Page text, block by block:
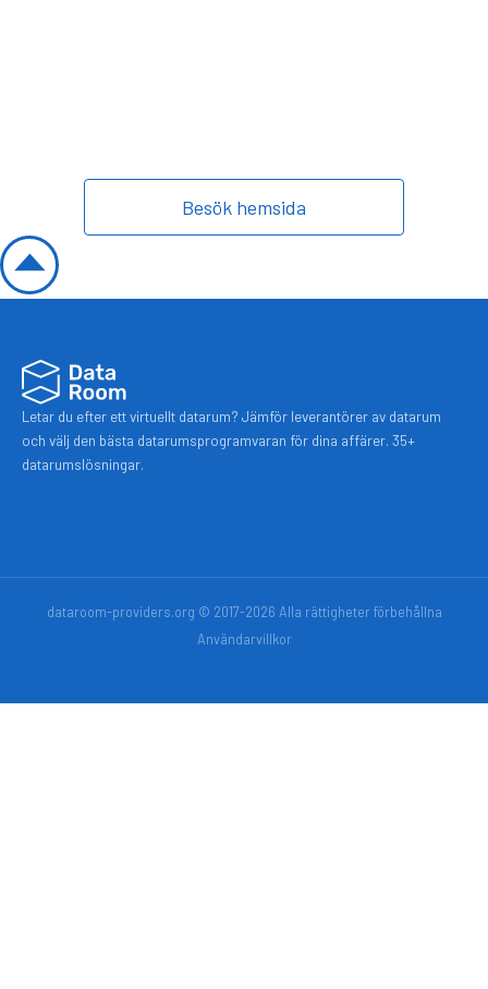
Besök hemsida
Letar du efter ett virtuellt datarum? Jämför leverantörer av datarum
och välj den bästa datarumsprogramvaran för dina affärer. 35+
datarumslösningar.
dataroom-providers.org © 2017-2026 Alla rättigheter förbehållna
Användarvillkor